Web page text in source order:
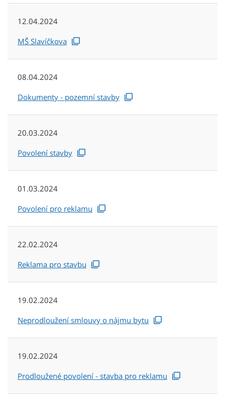
12.04.2024
MŠ Slavíčkova
08.04.2024
Dokumenty - pozemní stavby
20.03.2024
Povolení stavby
01.03.2024
Povolení pro reklamu
22.02.2024
Reklama pro stavbu
19.02.2024
Neprodloužení smlouvy o nájmu bytu
19.02.2024
Prodloužené povolení - stavba pro reklamu